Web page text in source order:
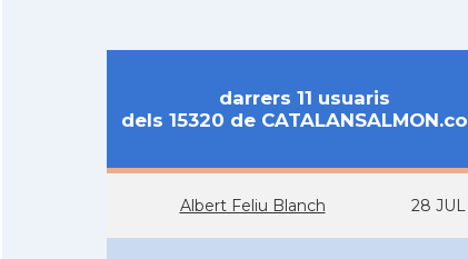
darrers 11 usuaris
dels 15320 de
Albert Feliu Blanch 28